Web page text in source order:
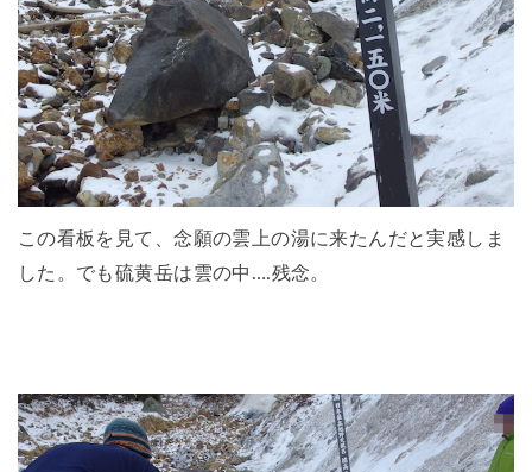
この看板を見て、念願の雲上の湯に来たんだと実感しま
した。でも硫黄岳は雲の中….残念。